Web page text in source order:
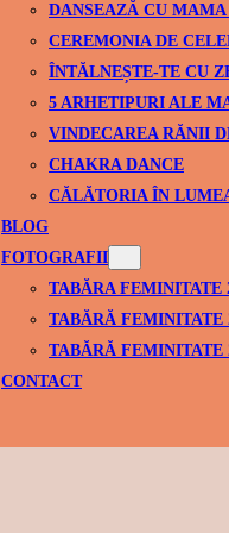
DANSEAZĂ CU
CEREMONIA DE
ÎNTĂLNEȘTE-TE CU
5 ARHETIPURI ALE
VINDECAREA RĂNII
CHAKRA DANCE
CĂLĂTORIA ÎN
BLOG
FOTOGRAFII
TABĂRA FEMINITATE
TABĂRĂ FEMINITATE
TABĂRĂ FEMINITATE
CONTACT